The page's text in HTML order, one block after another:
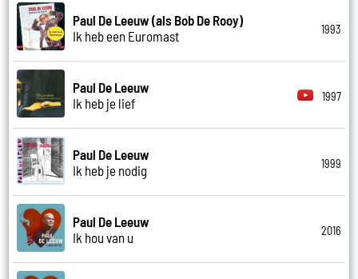
Paul De Leeuw (als Bob De Rooy)
Ik heb een Euromast
1993
Paul De Leeuw
Ik heb je lief
1997
Paul De Leeuw
Ik heb je nodig
1999
Paul De Leeuw
Ik hou van u
2016